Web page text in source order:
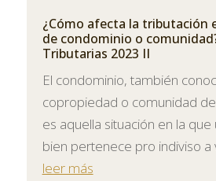
¿Cómo afecta la tributación
de condominio o
Tributarias 2023 II
El condominio, también
copropiedad o comunidad
es aquella situación en la
bien pertenece pro indiviso a
leer más